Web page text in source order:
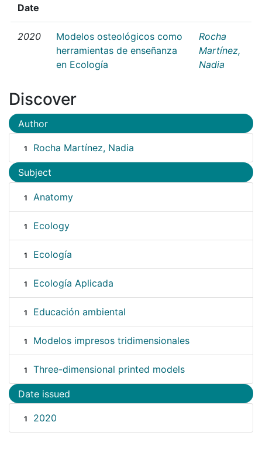
Date
2020
Modelos osteológicos como
herramientas de enseñanza
en Ecología
Rocha
Martínez,
Nadia
Discover
Author
1 Rocha Martínez, Nadia
Subject
1 Anatomy
1 Ecology
1 Ecología
1 Ecología Aplicada
1 Educación ambiental
1 Modelos impresos tridimensionales
1 Three-dimensional printed models
Date issued
1 2020